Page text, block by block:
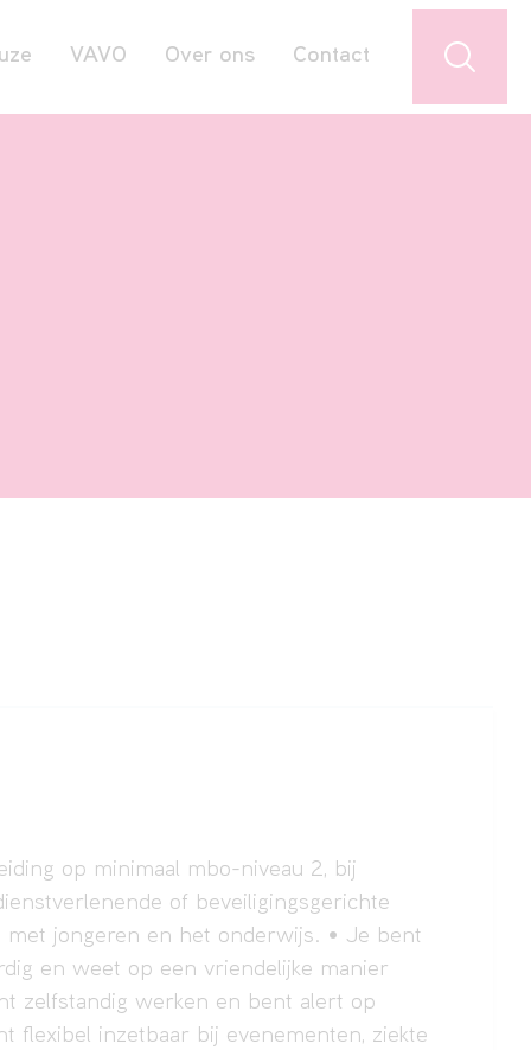
VAVO Over ons Contact
op minimaal mbo-niveau 2, bij
of beveiligingsgerichte
jongeren en het onderwijs. • Je bent
en weet op een vriendelijke manier
zelfstandig werken en bent alert op
flexibel inzetbaar bij evenementen, ziekte